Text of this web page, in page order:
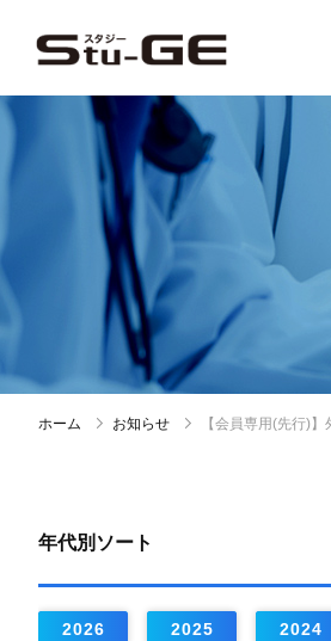
ホーム お知らせ 【会員専用(先行)
年代別ソート
2026 2025 2024